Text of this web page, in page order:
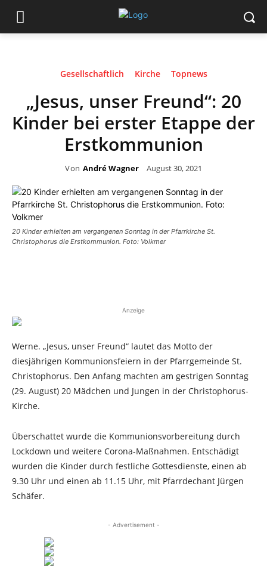
Gesellschaftlich Kirche Topnews
„Jesus, unser Freund“: 20
Kinder bei erster Etappe der
Erstkommunion
Von André Wagner August 30, 2021
20 Kinder erhielten am vergangenen Sonntag in der Pfarrkirche St.
Christophorus die Erstkommunion. Foto: Volkmer
Anzeige
Werne. „Jesus, unser Freund“ lautet das Motto der
diesjährigen Kommunionsfeiern in der Pfarrgemeinde St.
Christophorus. Den Anfang machten am gestrigen Sonntag
(29. August) 20 Mädchen und Jungen in der Christophorus-
Kirche.
Überschattet wurde die Kommunionsvorbereitung durch
Lockdown und weitere Corona-Maßnahmen. Entschädigt
wurden die Kinder durch festliche Gottesdienste, einen ab
9.30 Uhr und einen ab 11.15 Uhr, mit Pfarrdechant Jürgen
Schäfer.
- Advertisement -